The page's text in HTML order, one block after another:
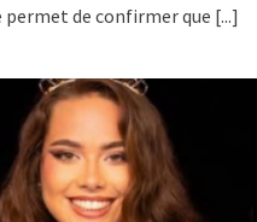
permet de confirmer que [...]